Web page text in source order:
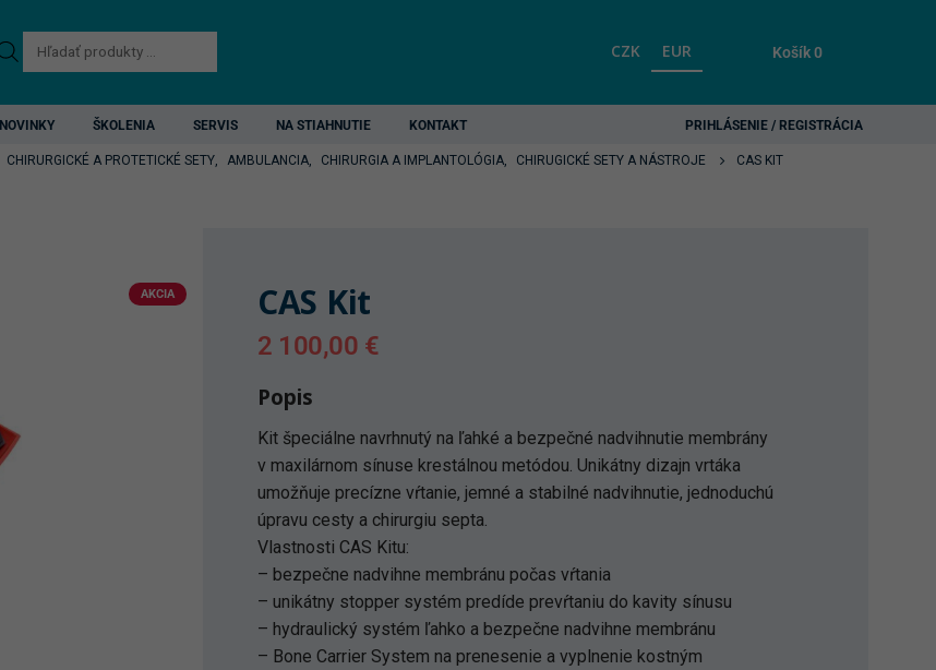
Products
search
CZK EUR Košík0
NOVINKY ŠKOLENIA SERVIS NA STIAHNUTIE KONTAKT PRIHLÁSENIE / REGISTRÁCIA
CHIRURGICKÉ A PROTETICKÉ SETY, AMBULANCIA, CHIRURGIA A IMPLANTOLÓGIA, CHIRUGICKÉ SETY A NÁSTROJE CAS KIT
AKCIA CAS Kit
2 100,00 €
Popis
Kit špeciálne navrhnutý na ľahké a bezpečné nadvihnutie membrány
v maxilárnom sínuse krestálnou metódou. Unikátny dizajn vrtáka
umožňuje precízne vŕtanie, jemné a stabilné nadvihnutie, jednoduchú
úpravu cesty a chirurgiu septa.
Vlastnosti CAS Kitu:
– bezpečne nadvihne membránu počas vŕtania
– unikátny stopper systém predíde prevŕtaniu do kavity sínusu
– hydraulický systém ľahko a bezpečne nadvihne membránu
– Bone Carrier System na prenesenie a vyplnenie kostným